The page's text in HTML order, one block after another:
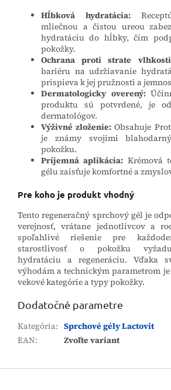
Hĺbková hydratácia:
mliečnou a čistou ureou
hydratáciu do hĺbky, čím
pokožky.
Ochrana proti strate
bariéru na udržiavanie
prispieva k jej pružnosti a
Dermatologicky overený:
produktu sú potvrdené, je
dermatológov.
Výživné zloženie: Obsahuje
je známy svojimi
pokožku.
Príjemná aplikácia: Krémová
gélu zaisťuje komfortné a
Pre koho je produkt vhodný
Tento regeneračný sprchový gél je
verejnosť, vrátane jednotlivcov a
spoľahlivé riešenie pre
starostlivosť o pokožku
hydratáciu a regeneráciu. Vďaka
výhodám a technickým parametrom
vekové kategórie a typy pokožky.
Dodatočné parametre
Kategória: Sprchové gély Lactovit
EAN: Zvoľte variant